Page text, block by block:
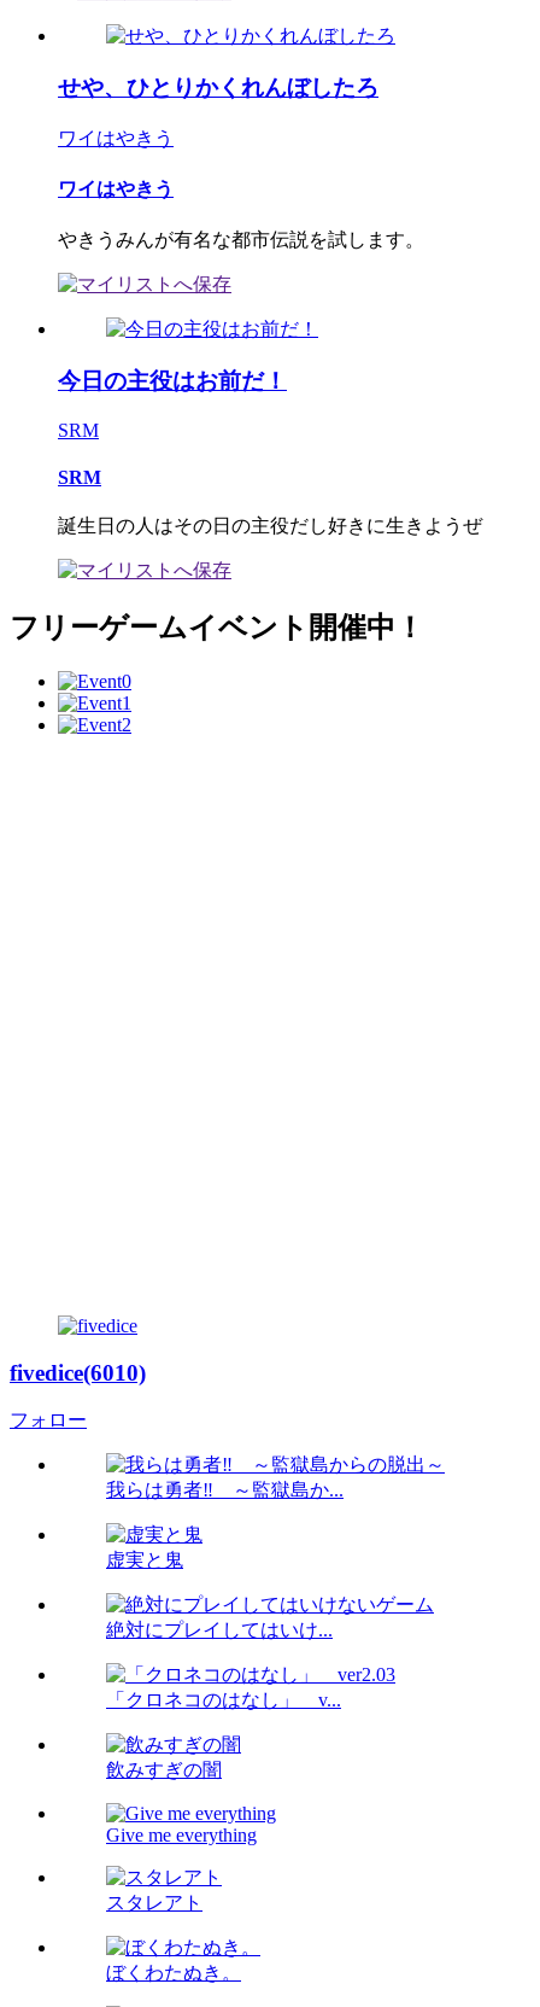
せや、ひとりかくれんぼしたろ
ワイはやきう
ワイはやきう
やきうみんが有名な都市伝説を試します。
今日の主役はお前だ！
SRM
SRM
誕生日の人はその日の主役だし好きに生きようぜ
フリーゲームイベント開催中！
fivedice(6010)
フォロー
我らは勇者‼ ～監獄島か...
虚実と鬼
絶対にプレイしてはいけ...
「クロネコのはなし」 v...
飲みすぎの闇
Give me everything
スタレアト
ぼくわたぬき。